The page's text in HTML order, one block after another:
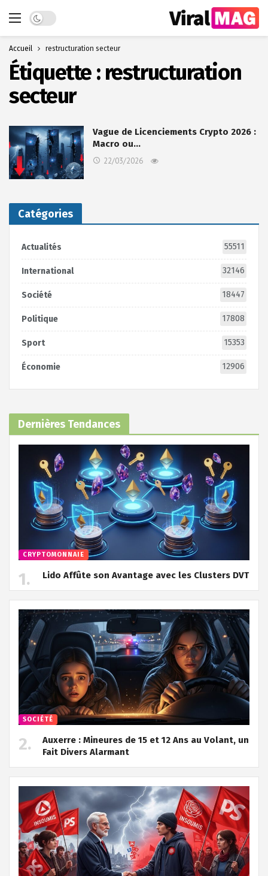
Dark mode
Accueil restructuration secteur
Étiquette : restructuration
secteur
Vague de Licenciements Crypto 2026 :
Macro ou…
22/03/2026
Catégories
Actualités 55511
International 32146
Société 18447
Politique 17808
Sport 15353
Économie 12906
Dernières Tendances
CRYPTOMONNAIE
Lido Affûte son Avantage avec les Clusters DVT
SOCIÉTÉ
Auxerre : Mineures de 15 et 12 Ans au Volant, un
Fait Divers Alarmant